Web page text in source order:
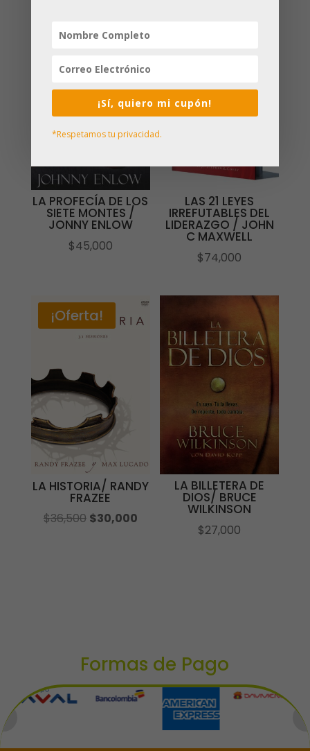
LA PROFECÍA DE LOS
SIETE MONTES /
JONNY ENLOW
$45,000
LAS 21 LEYES
IRREFUTABLES DEL
LIDERAZGO / JOHN
C MAXWELL
$74,000
¡Oferta!
LA HISTORIA/ RANDY
FRAZEE
$36,500 El
$30,000El
LA BILLETERA DE
DIOS/ BRUCE
WILKINSON
$27,000
Formas de Pago
¡Sí, quiero mi cupón!
*Respetamos tu privacidad.